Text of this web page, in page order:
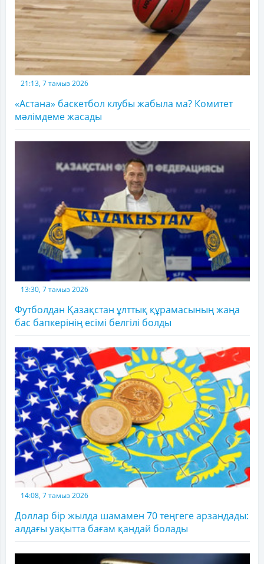
21:13, 7 тамыз 2026
«Астана» баскетбол клубы жабыла ма? Комитет
мәлімдеме жасады
13:30, 7 тамыз 2026
Футболдан Қазақстан ұлттық құрамасының жаңа
бас бапкерінің есімі белгілі болды
14:08, 7 тамыз 2026
Доллар бір жылда шамамен 70 теңгеге арзандады:
алдағы уақытта бағам қандай болады